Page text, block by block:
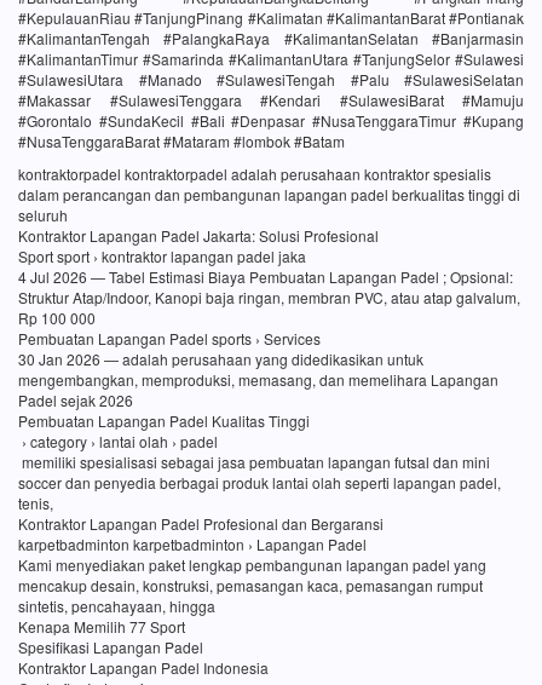
#KepulauanRiau #TanjungPinang #Kalimatan #KalimantanBarat #Pontianak
#KalimantanTengah #PalangkaRaya #KalimantanSelatan #Banjarmasin
#KalimantanTimur #Samarinda #KalimantanUtara #TanjungSelor #Sulawesi
#SulawesiUtara #Manado #SulawesiTengah #Palu #SulawesiSelatan
#Makassar #SulawesiTenggara #Kendari #SulawesiBarat #Mamuju
#Gorontalo #SundaKecil #Bali #Denpasar #NusaTenggaraTimur #Kupang
#NusaTenggaraBarat #Mataram #lombok #Batam
kontraktorpadel kontraktorpadel adalah perusahaan kontraktor spesialis
dalam perancangan dan pembangunan lapangan padel berkualitas tinggi di
seluruh
Kontraktor Lapangan Padel Jakarta: Solusi Profesional
Sport sport › kontraktor lapangan padel jaka
4 Jul 2026 — Tabel Estimasi Biaya Pembuatan Lapangan Padel ; Opsional:
Struktur Atap/Indoor, Kanopi baja ringan, membran PVC, atau atap galvalum,
Rp 100 000
Pembuatan Lapangan Padel sports › Services
30 Jan 2026 — adalah perusahaan yang didedikasikan untuk
mengembangkan, memproduksi, memasang, dan memelihara Lapangan
Padel sejak 2026
Pembuatan Lapangan Padel Kualitas Tinggi
› category › lantai olah › padel
memiliki spesialisasi sebagai jasa pembuatan lapangan futsal dan mini
soccer dan penyedia berbagai produk lantai olah seperti lapangan padel,
tenis,
Kontraktor Lapangan Padel Profesional dan Bergaransi
karpetbadminton karpetbadminton › Lapangan Padel
Kami menyediakan paket lengkap pembangunan lapangan padel yang
mencakup desain, konstruksi, pemasangan kaca, pemasangan rumput
sintetis, pencahayaan, hingga
Kenapa Memilih 77 Sport
Spesifikasi Lapangan Padel
Kontraktor Lapangan Padel Indonesia